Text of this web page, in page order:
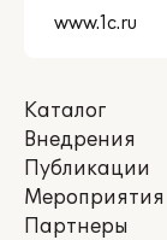
Каталог
Внедрения
Публикации
Мероприятия
Партнеры